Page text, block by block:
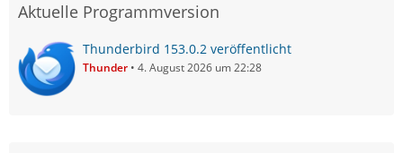
Aktuelle Programmversion
Thunderbird 153.0.2 veröffentlicht
Thunder 4. August 2026 um 22:28